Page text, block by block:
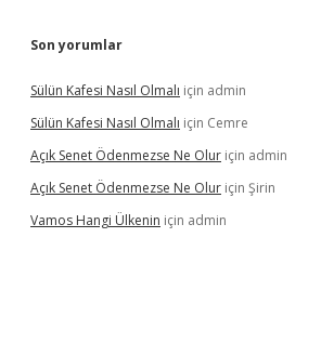
Son yorumlar
Sülün Kafesi Nasıl Olmalı için admin
Sülün Kafesi Nasıl Olmalı için Cemre
Açık Senet Ödenmezse Ne Olur için admin
Açık Senet Ödenmezse Ne Olur için Şirin
Vamos Hangi Ülkenin için admin